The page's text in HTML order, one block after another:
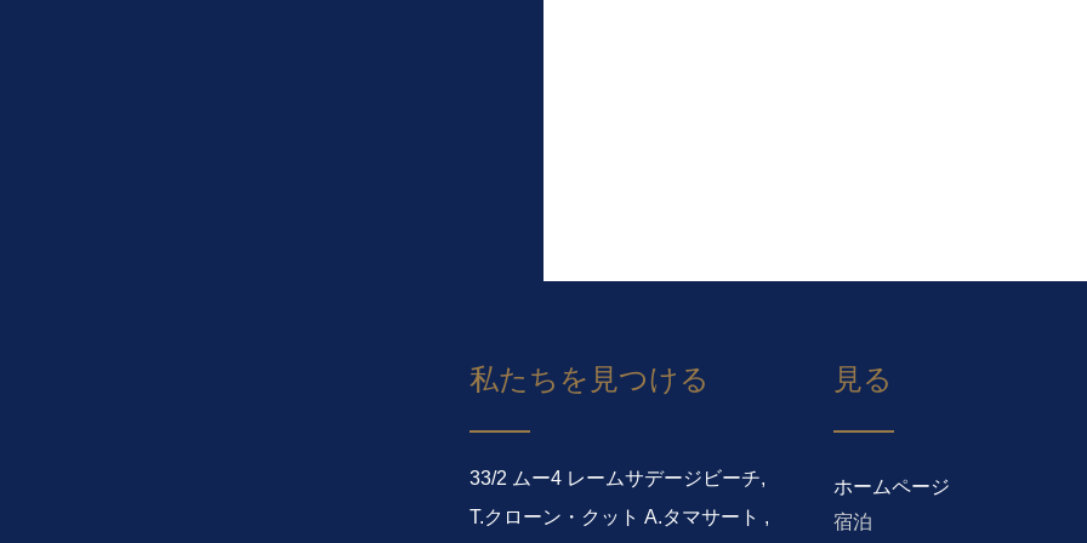
私たちを見つける
33/2 ムー4 レームサデージビーチ,
T.クローン・クット A.タマサート ,
見る
ホームページ
宿泊